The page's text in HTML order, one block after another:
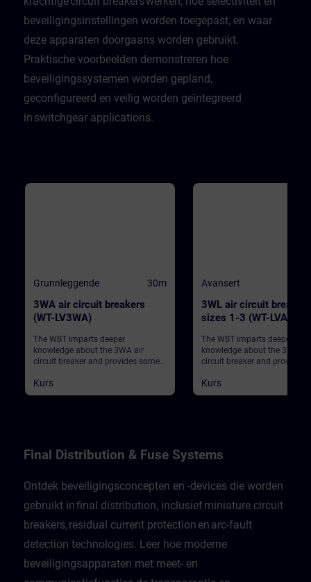
beveiligingsinstellingen worden toegepast, en waar
deze apparaten doorgaans worden gebruikt.
Praktische voorbeelden demonstreren hoe
beveiligingssystemen worden gepland,
geconfigureerd en veilig worden geïntegreerd
in switchgear applications.
Grunnleggende 30m
3WA air circuit breakers
(WT-LV3WA)
The WBT imparts deeper
knowledge about the 3WA air
circuit breaker and provides some
Kurs
Avansert
3WL air circuit breakers
sizes 1-3 (WT-LVA3WL)
The WBT imparts deeper
knowledge about the 3WL air
circuit breaker and provides
Kurs
Final Distribution & Fuse Systems
Ontdek beveiligingsconcepten en -devices die worden
gebruikt in final distribution, inclusief miniature circuit
breakers, residual current protection en arc-fault
detection technologies. Leer hoe moderne
beveiligingsapparaten met meet- en